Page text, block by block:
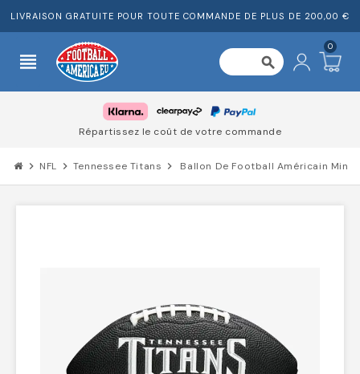
LIVRAISON GRATUITE POUR TOUTE COMMANDE DE PLUS DE 200,00 €
view_headline search
0
commande Fiable pour des
chevron_right NFL chevron_right Tennessee Titans chevron_right Ballon De Football Américain